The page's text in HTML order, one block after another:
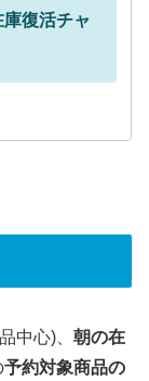
復活チャ
中心)、 朝の在
予約対象商品の